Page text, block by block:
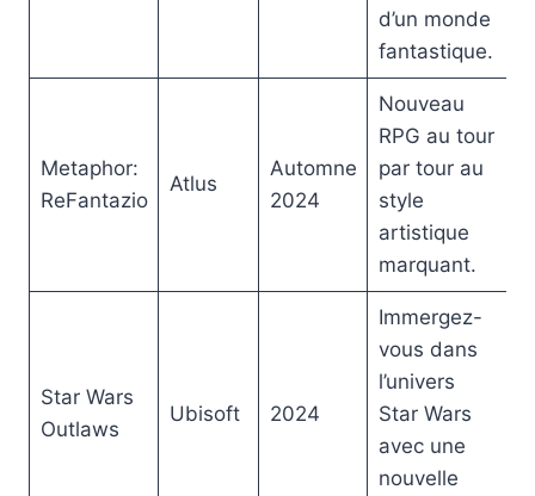
d’un monde
fantastique.
Metaphor:
ReFantazio
Atlus
Automne
2024
Nouveau
RPG au tour
par tour au
style
artistique
marquant.
Star Wars
Outlaws
Ubisoft 2024
Immergez-
vous dans
l’univers
Star Wars
avec une
nouvelle